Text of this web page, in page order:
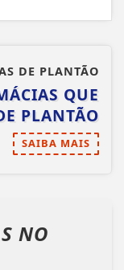
DE PLANTÃO
QUE
PLANTÃO
SAIBA MAIS
NO